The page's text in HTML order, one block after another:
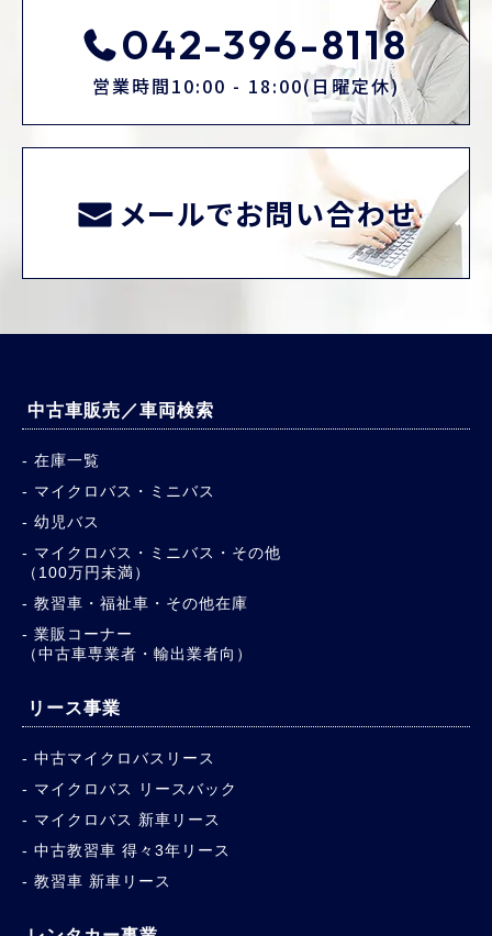
042-396-8118
営業時間10:00 - 18:00(日曜定休)
メールでお問い合わせ
中古車販売／車両検索
在庫一覧
マイクロバス・ミニバス
幼児バス
マイクロバス・ミニバス・その他
（100万円未満）
教習車・福祉車・その他在庫
業販コーナー
（中古車専業者・輸出業者向）
リース事業
中古マイクロバスリース
マイクロバス リースバック
マイクロバス 新車リース
中古教習車 得々3年リース
教習車 新車リース